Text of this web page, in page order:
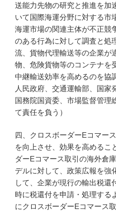
送能力先物の研究と推進を加
いて国際海運分野に対する市
海運市場の関連主体が不正競
のある行為に対して調査と処
流、貨物代理輸送等の企業が
物、危険貨物等のコンテナを
中継輸送効率を高めるのを協
人民政府、交通運輸部、国家
国務院国資委、市場監督管理
て責任を負う）
四、クロスボーダーEコマー
を向上させ、効果を高めるこ
ダーEコマース取引の海外倉
デルに対して、政策広報を強
して、企業が現行の輸出税還
時に税還付を申請・処理する
にクロスボーダーEコマース